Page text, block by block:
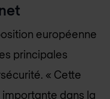
européenne
principales
« Cette
dans la